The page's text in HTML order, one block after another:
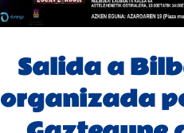
Salida a
organizada